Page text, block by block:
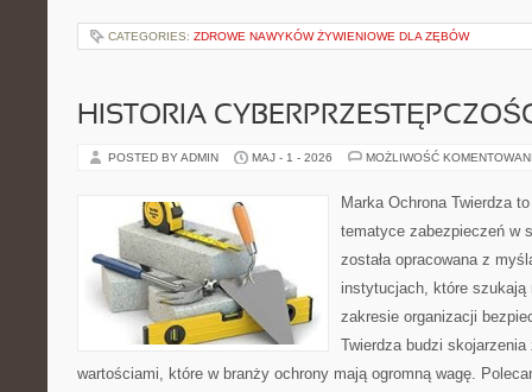
CATEGORIES: ZDROWE NAWYKÓW ŻYWIENIOWE DLA ZĘBÓW
HISTORIA
POSTED BY ADMIN MAJ - 1 - 2026 MOŻLIWOŚĆ
Marka Ochrona Twierdza
tematyce zabezpieczeń w
została opracowana z
instytucjach, które szukają
zakresie organizacji
Twierdza budzi
wartościami, które w branży ochrony mają ogromną wagę.